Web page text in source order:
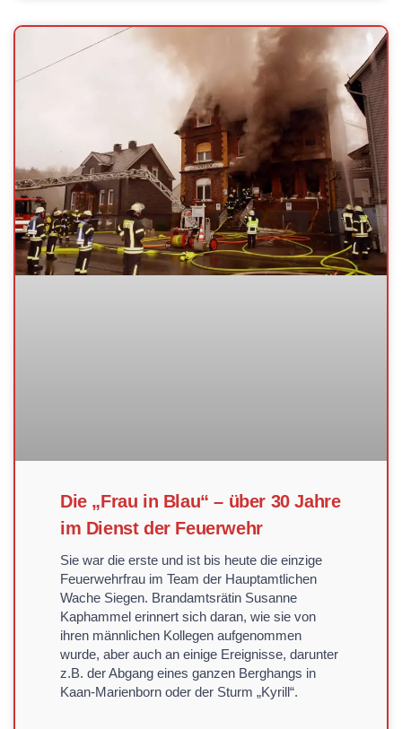
Die „Frau in Blau“ – über 30 Jahre
im Dienst der Feuerwehr
Sie war die erste und ist bis heute die einzige
Feuerwehrfrau im Team der Hauptamtlichen
Wache Siegen. Brandamtsrätin Susanne
Kaphammel erinnert sich daran, wie sie von
ihren männlichen Kollegen aufgenommen
wurde, aber auch an einige Ereignisse, darunter
z.B. der Abgang eines ganzen Berghangs in
Kaan-Marienborn oder der Sturm „Kyrill“.